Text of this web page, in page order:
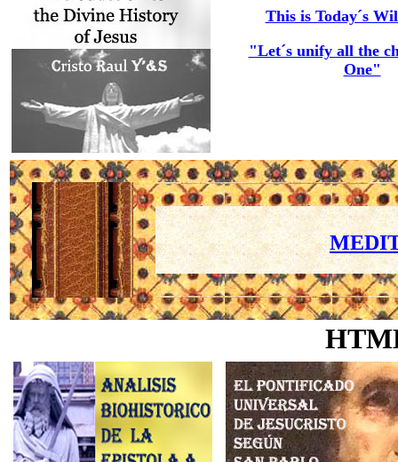
This is Today´s
"Let´s unify all the
One"